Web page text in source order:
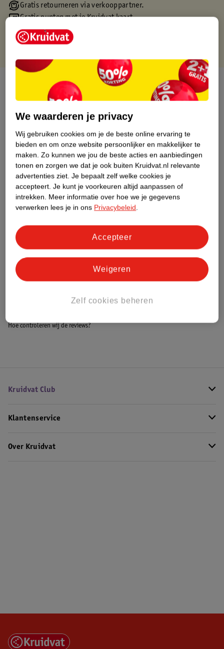
Gratis retourneren via verkooppartner.
Gratis punten met je Kruidvat kaart
Over dit product
Etiketinformatie
Nature Impact Score
Dit product heeft (nog) geen Nature
Impact Score.
Meer informatie
Bestel & Bezorginformatie
Bekijk ook
Alle Damesparfum
Hoe controleren wij de reviews?
Kruidvat Club
Klantenservice
Over Kruidvat
We waarderen je privacy
Wij gebruiken cookies om je de beste online ervaring te
bieden en om onze website persoonlijker en makkelijker te
maken. Zo kunnen we jou de beste acties en aanbiedingen
tonen en zorgen we dat je ook buiten Kruidvat.nl relevante
advertenties ziet. Je bepaalt zelf welke cookies je
accepteert. Je kunt je voorkeuren altijd aanpassen of
intrekken. Meer informatie over hoe we je gegevens
verwerken lees je in ons Privacybeleid.
Zelf cookies beheren
Weigeren
Accepteer